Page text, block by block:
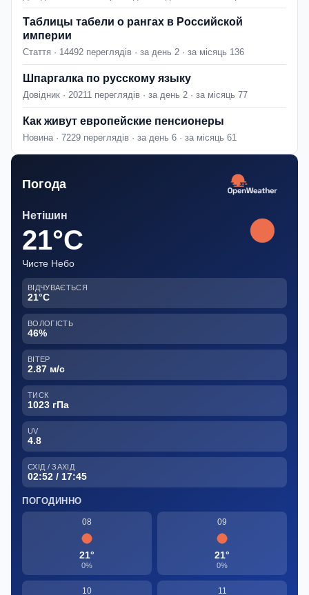
Таблицы табели о рангах в Российской
империи
Стаття · 14492 переглядів · за день 2 · за місяць 136
Шпаргалка по русскому языку
Довідник · 20211 переглядів · за день 2 · за місяць 77
Как живут европейские пенсионеры
Новина · 7229 переглядів · за день 6 · за місяць 61
Погода
Нетішин
21°C
Чисте Небо
ВІДЧУВАЄТЬСЯ
21°C
ВОЛОГІСТЬ
46%
ВІТЕР
2.87 м/с
ТИСК
1023 гПа
UV
4.8
СХІД / ЗАХІД
02:52 / 17:45
ПОГОДИННО
08
21°
0%
09
21°
0%
10 11